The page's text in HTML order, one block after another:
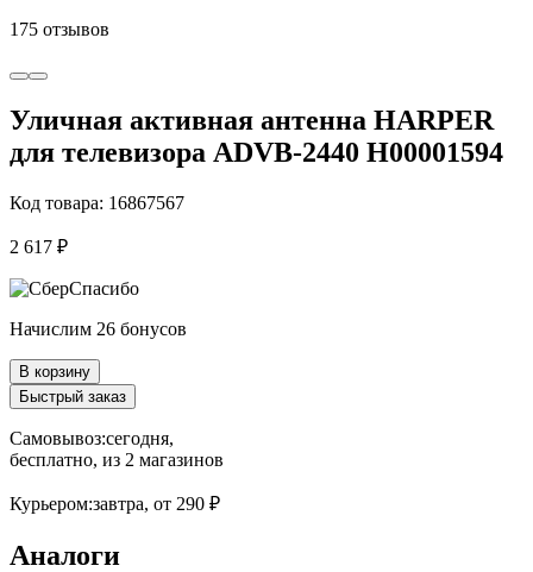
175 отзывов
Уличная активная антенна HARPER
для телевизора ADVB-2440 H00001594
Код товара: 16867567
2 617 ₽
Начислим 26 бонусов
В корзину
Быстрый заказ
Самовывоз:сегодня,
бесплатно, из 2 магазинов
Курьером:завтра, от 290 ₽
Аналоги